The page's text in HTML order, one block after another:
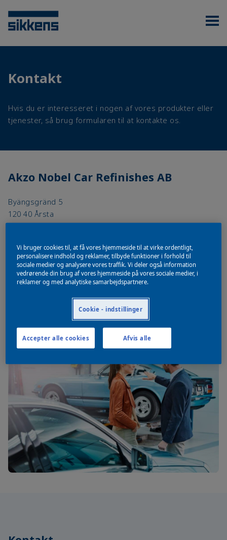
Kontakt
Hvis du er interesseret i nogen af vores produkter eller
tjenester, så brug formularen til at kontakte os.
Akzo Nobel Car Refinishes AB
Byängsgränd 5
120 40 Årsta
Sverige
Ring oss i dag +46 (8) 503 04 100
order.tyreso@akzonobel.com
Vi bruger cookies til, at få vores hjemmeside til at virke ordentligt,
personalisere indhold og reklamer, tilbyde funktioner i forhold til
sociale medier og analysere vores traffik. Vi deler også information
vedrørende din brug af vores hjemmeside på vores sociale medier, i
reklamer og med analytiske samarbejdspartnere.
Cookie - indstillinger
Afvis alle
Accepter alle cookies